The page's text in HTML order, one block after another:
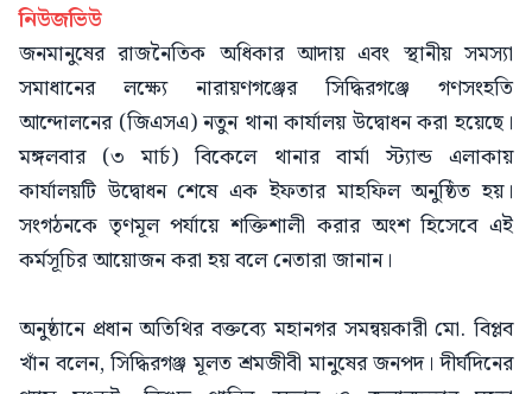
নিউজভিউ
জনমানুষের রাজনৈতিক অধিকার আদায় এবং স্থানীয় সমস্যা
সমাধানের লক্ষ্যে নারায়ণগঞ্জের সিদ্ধিরগঞ্জে গণসংহতি
আন্দোলনের (জিএসএ) নতুন থানা কার্যালয় উদ্বোধন করা হয়েছে।
মঙ্গলবার (৩ মার্চ) বিকেলে থানার বার্মা স্ট্যান্ড এলাকায়
কার্যালয়টি উদ্বোধন শেষে এক ইফতার মাহফিল অনুষ্ঠিত হয়।
সংগঠনকে তৃণমূল পর্যায়ে শক্তিশালী করার অংশ হিসেবে এই
কর্মসূচির আয়োজন করা হয় বলে নেতারা জানান।
অনুষ্ঠানে প্রধান অতিথির বক্তব্যে মহানগর সমন্বয়কারী মো. বিপ্লব
খাঁন বলেন, সিদ্ধিরগঞ্জ মূলত শ্রমজীবী মানুষের জনপদ। দীর্ঘদিনের